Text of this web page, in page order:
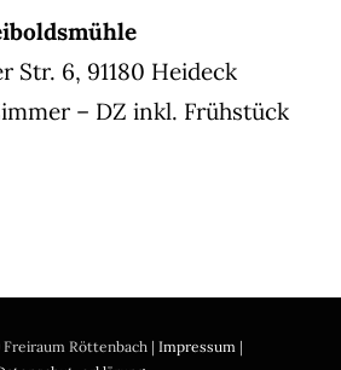
Str. 6, 91180 Heideck
– DZ inkl. Frühstück
Röttenbach | Impressum|